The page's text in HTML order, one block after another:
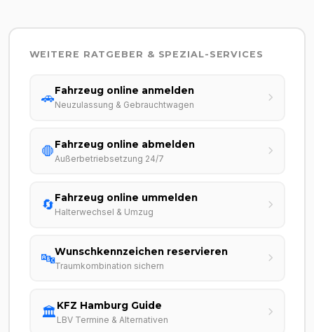
WEITERE RATGEBER & SPEZIAL-SERVICES
🚗Fahrzeug online anmelden
Neuzulassung & Gebrauchtwagen
🛑Fahrzeug online abmelden
Außerbetriebsetzung 24/7
🔄Fahrzeug online ummelden
Halterwechsel & Umzug
🔤Wunschkennzeichen reservieren
Traumkombination sichern
🏛️KFZ Hamburg Guide
LBV Termine & Alternativen